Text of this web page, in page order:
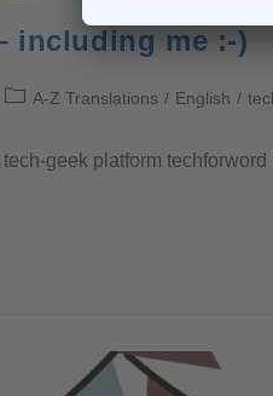
including me :-)
A-Z Translations / English /
tech-geek platform